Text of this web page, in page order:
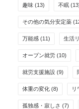
趣味 (13) 不眠
その他の気分安定薬
万能感 (11) 生活
オープン就労 (10)
就労支援施設 (9)
体重の変化 (8) リ
孤独感・寂しさ (7)